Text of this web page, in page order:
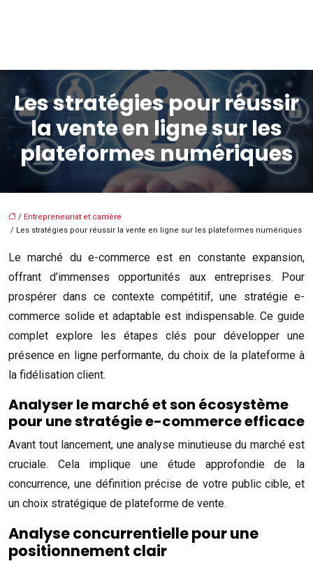
Les stratégies pour réussir
la vente en ligne sur les
plateformes numériques
/ Entrepreneuriat et carrière
/ Les stratégies pour réussir la vente en ligne sur les plateformes numériques
Le marché du e-commerce est en constante expansion,
offrant d’immenses opportunités aux entreprises. Pour
prospérer dans ce contexte compétitif, une stratégie e-
commerce solide et adaptable est indispensable. Ce guide
complet explore les étapes clés pour développer une
présence en ligne performante, du choix de la plateforme à
la fidélisation client.
Analyser le marché et son écosystème
pour une stratégie e-commerce efficace
Avant tout lancement, une analyse minutieuse du marché est
cruciale. Cela implique une étude approfondie de la
concurrence, une définition précise de votre public cible, et
un choix stratégique de plateforme de vente.
Analyse concurrentielle pour une
positionnement clair